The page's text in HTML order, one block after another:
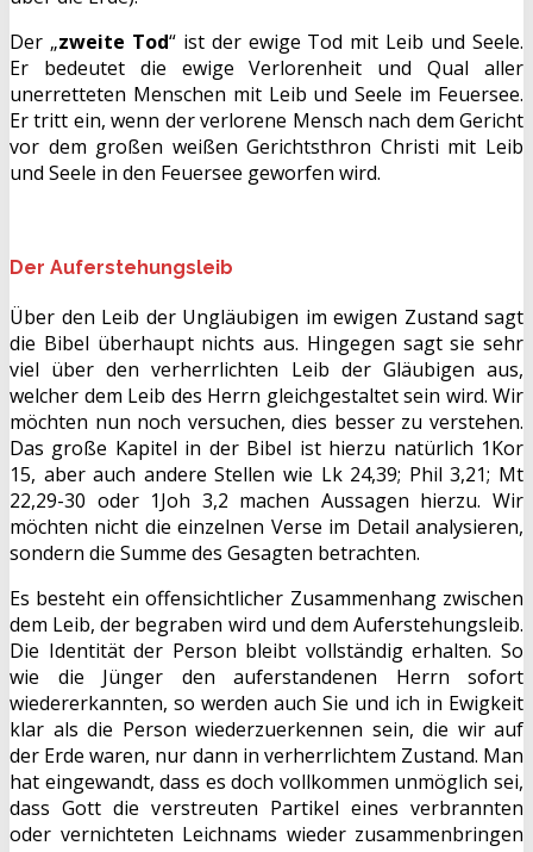
Der „zweite Tod“ ist der ewige Tod mit Leib und Seele.
Er bedeutet die ewige Verlorenheit und Qual aller
unerretteten Menschen mit Leib und Seele im Feuersee.
Er tritt ein, wenn der verlorene Mensch nach dem Gericht
vor dem großen weißen Gerichtsthron Christi mit Leib
und Seele in den Feuersee geworfen wird.
Der Auferstehungsleib
Über den Leib der Ungläubigen im ewigen Zustand sagt
die Bibel überhaupt nichts aus. Hingegen sagt sie sehr
viel über den verherrlichten Leib der Gläubigen aus,
welcher dem Leib des Herrn gleichgestaltet sein wird. Wir
möchten nun noch versuchen, dies besser zu verstehen.
Das große Kapitel in der Bibel ist hierzu natürlich 1Kor
15, aber auch andere Stellen wie Lk 24,39; Phil 3,21; Mt
22,29-30 oder 1Joh 3,2 machen Aussagen hierzu. Wir
möchten nicht die einzelnen Verse im Detail analysieren,
sondern die Summe des Gesagten betrachten.
Es besteht ein offensichtlicher Zusammenhang zwischen
dem Leib, der begraben wird und dem Auferstehungsleib.
Die Identität der Person bleibt vollständig erhalten. So
wie die Jünger den auferstandenen Herrn sofort
wiedererkannten, so werden auch Sie und ich in Ewigkeit
klar als die Person wiederzuerkennen sein, die wir auf
der Erde waren, nur dann in verherrlichtem Zustand. Man
hat eingewandt, dass es doch vollkommen unmöglich sei,
dass Gott die verstreuten Partikel eines verbrannten
oder vernichteten Leichnams wieder zusammenbringen